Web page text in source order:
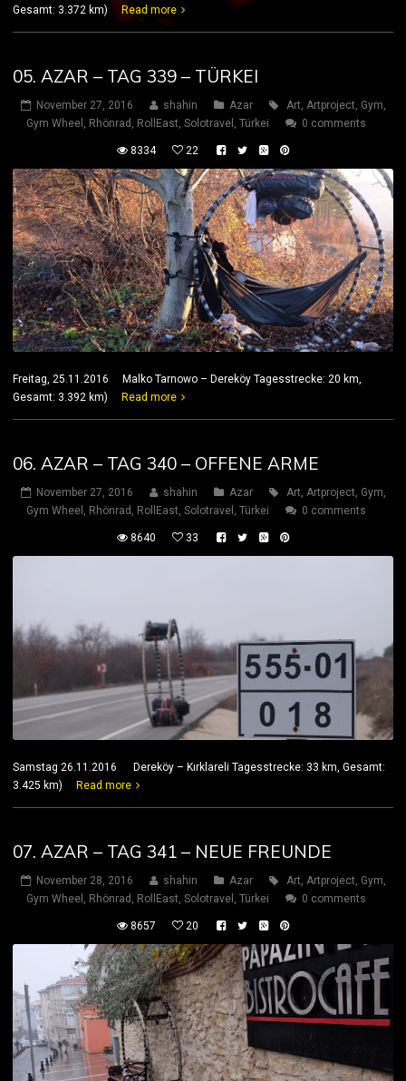
Gesamt: 3.372 km)
Read more
05. AZAR – TAG 339 – TÜRKEI
November 27, 2016 shahin Azar Art, Artproject, Gym,
Gym Wheel , Rhönrad , RollEast, Solotravel , Türkei 0 comments
8334 22
Freitag, 25.11.2016 Malko Tarnowo – Dereköy Tagesstrecke: 20 km,
Gesamt: 3.392 km)
Read more
06. AZAR – TAG 340 – OFFENE ARME
November 27, 2016 shahin Azar Art, Artproject, Gym,
Gym Wheel , Rhönrad , RollEast, Solotravel , Türkei 0 comments
8640 33
Samstag 26.11.2016 Dereköy – Kırklareli Tagesstrecke: 33 km, Gesamt:
3.425 km) Read more
07. AZAR – TAG 341 – NEUE FREUNDE
November 28, 2016 shahin Azar Art Artproject Gym
Gym Wheel
Rhönrad RollEast Solotravel Türkei 0 comments
8657 20